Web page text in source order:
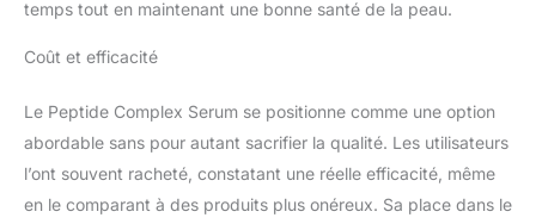
temps tout en maintenant une bonne santé de la peau.
Coût et efficacité
Le Peptide Complex Serum se positionne comme une option
abordable sans pour autant sacrifier la qualité. Les utilisateurs
l’ont souvent racheté, constatant une réelle efficacité, même
en le comparant à des produits plus onéreux. Sa place dans le